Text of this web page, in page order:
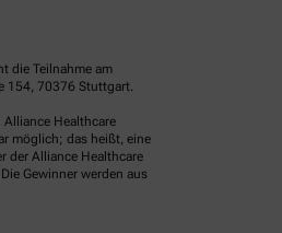
die Teilnahme am
154, 70376 Stuttgart.
Healthcare
möglich; das heißt, eine
der Alliance Healthcare
Gewinner werden aus